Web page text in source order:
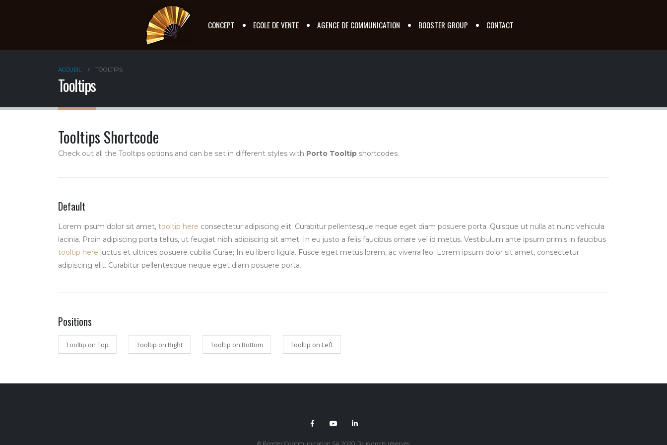
CONCEPT ECOLE DE VENTE AGENCE DE COMMUNICATION BOOSTER GROUP CONTACT
ACCUEIL TOOLTIPS
Tooltips
Tooltips Shortcode
Check out all the Tooltips options and can be set in different styles with Porto Tooltip shortcodes.
Default
Lorem ipsum dolor sit amet, tooltip here consectetur adipiscing elit. Curabitur pellentesque neque eget diam posuere porta. Quisque ut nulla at nunc vehicula
lacinia. Proin adipiscing porta tellus, ut feugiat nibh adipiscing sit amet. In eu justo a felis faucibus ornare vel id metus. Vestibulum ante ipsum primis in faucibus
tooltip here luctus et ultrices posuere cubilia Curae; In eu libero ligula. Fusce eget metus lorem, ac viverra leo. Lorem ipsum dolor sit amet, consectetur
adipiscing elit. Curabitur pellentesque neque eget diam posuere porta.
Positions
Tooltip on Top Tooltip on Right Tooltip on Bottom Tooltip on Left
© Booster Communication SA 2020. Tous droits réservés.